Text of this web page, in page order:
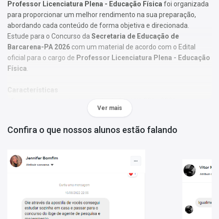
Professor Licenciatura Plena - Educação Física foi organizada
para proporcionar um melhor rendimento na sua preparação,
abordando cada conteúdo de forma objetiva e direcionada.
Estude para o Concurso da Secretaria de Educação de
Barcarena-PA 2026 com um material de acordo com o Edital
oficial para o cargo de Professor Licenciatura Plena - Educação
Física
Características
- Material produzido por equipe especializada em concursos
- Você receberá um bônus especial: Curso Online de disciplinas
Obs.: Este material não se limita à bibliografia oficial do edital. Os
temas são abordados conforme o referencial adotado pelos
autores, visando à clareza e à amplitude na preparação.
Matérias da Apostila:
Língua Portuguesa
Ver mais
Confira o que nossos alunos estão falando